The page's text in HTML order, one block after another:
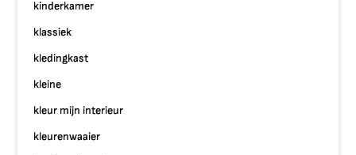
kinderkamer
klassiek
kledingkast
kleine
kleur mijn interieur
kleurenwaaier